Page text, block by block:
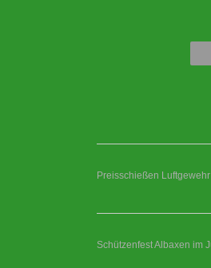
Preisschießen
Schützenfest Albaxen im